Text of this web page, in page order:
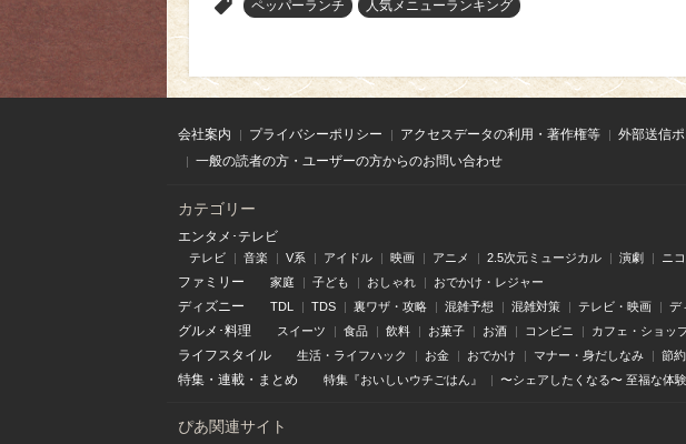
ペッパーランチ 人気メニューランキング
会社案内 プライバシーポリシー アクセスデータの利用・著作権等 外部送信
一般の読者の方・ユーザーの方からのお問い合わせ
カテゴリー
エンタメ･テレビ
テレビ 音楽 V系 アイドル 映画 アニメ 2.5次元ミュージカル 演劇 ニ
ファミリー 家庭 子ども おしゃれ おでかけ・レジャー
ディズニー TDL TDS 裏ワザ・攻略 混雑予想 混雑対策 テレビ・映画 デ
グルメ･料理 スイーツ 食品 飲料 お菓子 お酒 コンビニ カフェ・ショッ
ライフスタイル 生活・ライフハック お金 おでかけ マナー・身だしなみ 節約
特集 ・ 連載 ・ まとめ 特集『おいしいウチごはん』 〜シェアしたくなる〜 至福な体
ぴあ関連サイト